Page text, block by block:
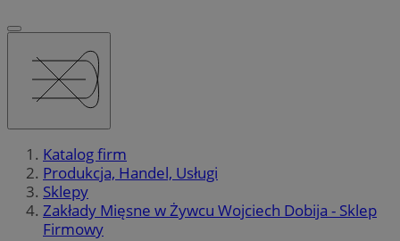
Katalog firm
Produkcja, Handel, Usługi
Sklepy
Zakłady Mięsne w Żywcu Wojciech Dobija - Sklep
Firmowy